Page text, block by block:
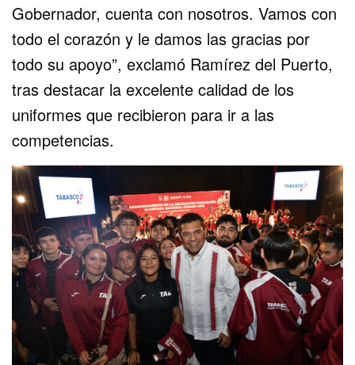
Gobernador, cuenta con nosotros. Vamos con
todo el corazón y le damos las gracias por
todo su apoyo”, exclamó Ramírez del Puerto,
tras destacar la excelente calidad de los
uniformes que recibieron para ir a las
competencias.